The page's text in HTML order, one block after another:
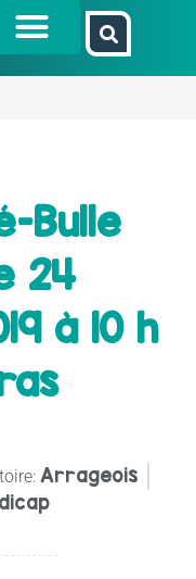
Bulle
24
à 10 h
Arrageois